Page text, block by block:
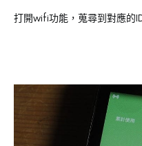
打開wifi功能，蒐尋到對應的